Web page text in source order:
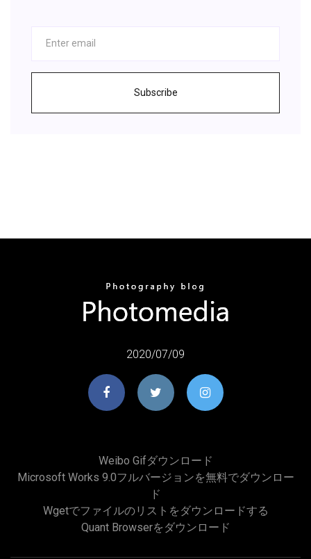
Subscribe
2020/07/09
Weibo Gifダウンロード
Microsoft Works 9.0フルバージョンを無料でダウンロー
ド
Wgetでファイルのリストをダウンロードする
Quant Browserをダウンロード